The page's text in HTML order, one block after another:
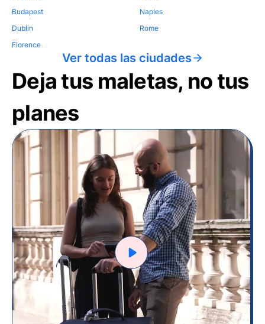
Budapest
Dublin
Florence
Naples
Rome
Ver todas las ciudades
Deja tus maletas, no tus
planes